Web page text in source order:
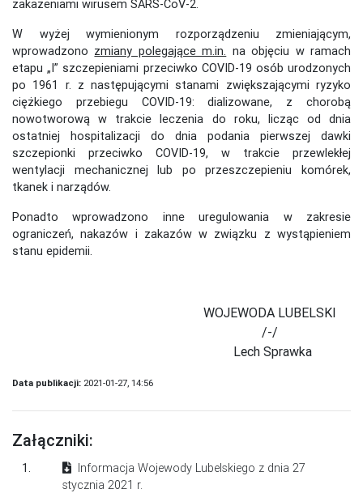
zakażeniami wirusem SARS-CoV-2.
W wyżej wymienionym rozporządzeniu zmieniającym,
wprowadzono zmiany polegające m.in.
na objęciu w ramach
etapu „I” szczepieniami przeciwko COVID-19 osób urodzonych
po 1961 r. z następującymi stanami zwiększającymi ryzyko
ciężkiego przebiegu COVID-19: dializowane, z chorobą
nowotworową w trakcie leczenia do roku, licząc od dnia
ostatniej hospitalizacji do dnia podania pierwszej dawki
szczepionki przeciwko COVID-19, w trakcie przewlekłej
wentylacji mechanicznej lub po przeszczepieniu komórek,
tkanek i narządów.
Ponadto wprowadzono inne uregulowania w zakresie
ograniczeń, nakazów i zakazów w związku z wystąpieniem
stanu epidemii.
WOJEWODA LUBELSKI
/-/
Lech Sprawka
Data publikacji: 2021-01-27, 14:56
Załączniki:
1.
Informacja Wojewody Lubelskiego z dnia 27
stycznia 2021 r.